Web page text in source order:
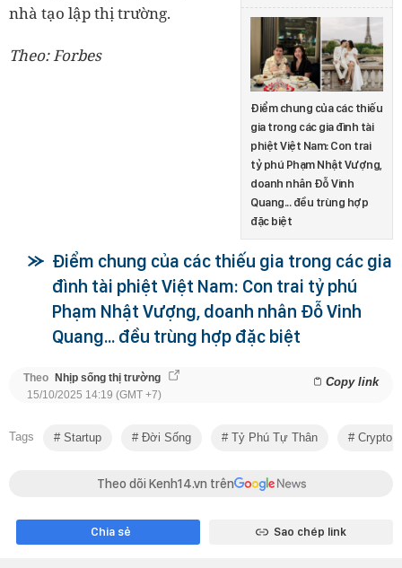
Điểm chung của các thiếu
gia trong các gia đình tài
phiệt Việt Nam: Con trai
tỷ phú Phạm Nhật Vượng,
doanh nhân Đỗ Vinh
Quang... đều trùng hợp
đặc biệt
nhà tạo lập thị trường.
Theo: Forbes
Điểm chung của các thiếu gia trong các gia
đình tài phiệt Việt Nam: Con trai tỷ phú
Phạm Nhật Vượng, doanh nhân Đỗ Vinh
Quang... đều trùng hợp đặc biệt
Theo Nhịp sống thị trường Copy link
15/10/2025 14:19 (GMT +7)
Tags Startup Đời Sống Tỷ Phú Tự Thân Crypto
Theo dõi Kenh14.vn trên
Chia sẻ Sao chép link